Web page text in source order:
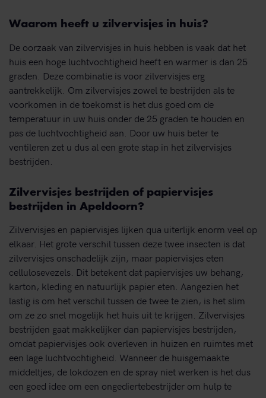
Waarom heeft u zilvervisjes in huis?
De oorzaak van zilvervisjes in huis hebben is vaak dat het
huis een hoge luchtvochtigheid heeft en warmer is dan 25
graden. Deze combinatie is voor zilvervisjes erg
aantrekkelijk. Om zilvervisjes zowel te bestrijden als te
voorkomen in de toekomst is het dus goed om de
temperatuur in uw huis onder de 25 graden te houden en
pas de luchtvochtigheid aan. Door uw huis beter te
ventileren zet u dus al een grote stap in het zilvervisjes
bestrijden.
Zilvervisjes bestrijden of papiervisjes
bestrijden in Apeldoorn?
Zilvervisjes en papiervisjes lijken qua uiterlijk enorm veel op
elkaar. Het grote verschil tussen deze twee insecten is dat
zilvervisjes onschadelijk zijn, maar papiervisjes eten
cellulosevezels. Dit betekent dat papiervisjes uw behang,
karton, kleding en natuurlijk papier eten. Aangezien het
lastig is om het verschil tussen de twee te zien, is het slim
om ze zo snel mogelijk het huis uit te krijgen. Zilvervisjes
bestrijden gaat makkelijker dan papiervisjes bestrijden,
omdat papiervisjes ook overleven in huizen en ruimtes met
een lage luchtvochtigheid. Wanneer de huisgemaakte
middeltjes, de lokdozen en de spray niet werken is het dus
een goed idee om een ongediertebestrijder om hulp te